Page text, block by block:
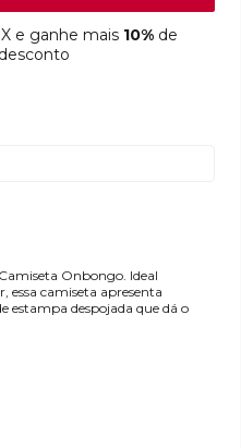
e ganhe mais 10% de
desconto
Onbongo. Ideal
essa camiseta apresenta
estampa despojada que dá o